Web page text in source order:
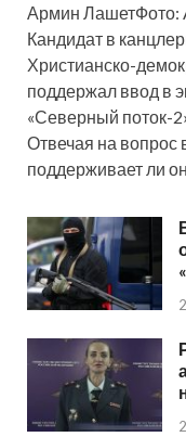
Армин ЛашетФото:
Кандидат в
Христианско-
поддержал ввод в
«Северный поток-
Отвечая на вопрос
поддерживает ли он